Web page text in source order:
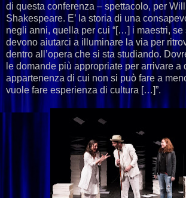
di questa conferenza – spettacolo, per
Shakespeare. E’ la storia di una
negli anni, quella per cui “[…] i maestri, se
devono aiutarci a illuminare la via per
dentro all’opera che si sta studiando.
le domande più appropriate per arrivare a
appartenenza di cui non si può fare a
vuole fare esperienza di cultura […]”.